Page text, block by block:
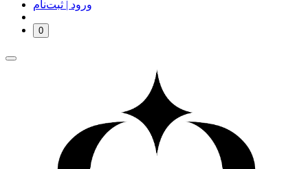
ورود | ثبت‌نام
0